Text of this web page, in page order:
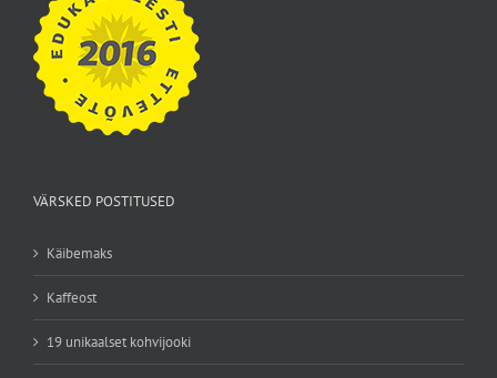
VÄRSKED POSTITUSED
Käibemaks
Kaffeost
19 unikaalset kohvijooki